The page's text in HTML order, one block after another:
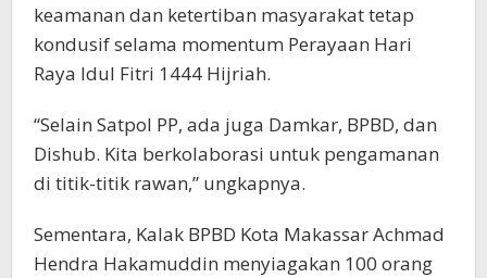
keamanan dan ketertiban masyarakat tetap
kondusif selama momentum Perayaan Hari
Raya Idul Fitri 1444 Hijriah.
“Selain Satpol PP, ada juga Damkar, BPBD, dan
Dishub. Kita berkolaborasi untuk pengamanan
di titik-titik rawan,” ungkapnya.
Sementara, Kalak BPBD Kota Makassar Achmad
Hendra Hakamuddin menyiagakan 100 orang